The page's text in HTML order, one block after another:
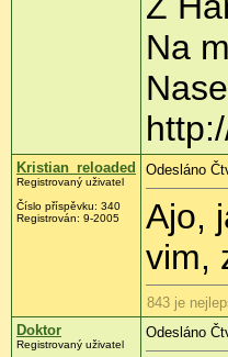
Na
Kristian_reloaded
Registrovaný uživatel
Číslo příspěvku: 340
Registrován: 9-2005
Odesláno
Ajo,
vim,
843 je
Doktor
Registrovaný uživatel
Odesláno